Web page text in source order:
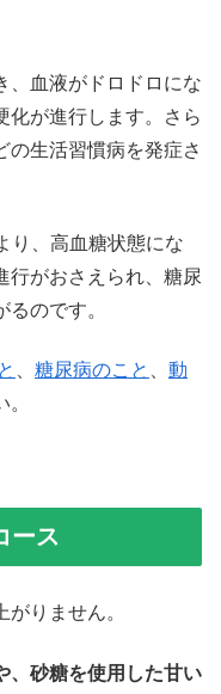
、血液がドロドロにな
化が進行します。さら
の生活習慣病を発症さ
り、高血糖状態にな
行がおさえられ、糖尿
のです。
糖尿病のこと
動
ース
りません。
、砂糖を使用した甘い